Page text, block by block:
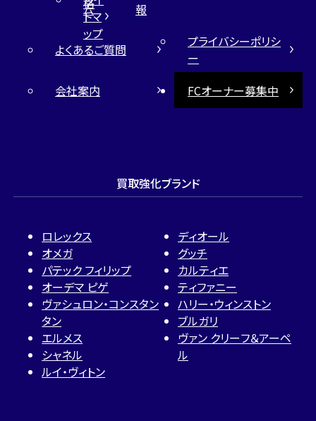
ム
報
トマ
ップ
よくあるご質問
プライバシーポリシ
ー
会社案内
FCオーナー募集中
買取強化ブランド
ロレックス
オメガ
パテック フィリップ
オーデマ ピゲ
ヴァシュロン・コンスタン
タン
エルメス
シャネル
ルイ・ヴィトン
ディオール
グッチ
カルティエ
ティファニー
ハリー・ウィンストン
ブルガリ
ヴァン クリーフ＆アーペ
ル